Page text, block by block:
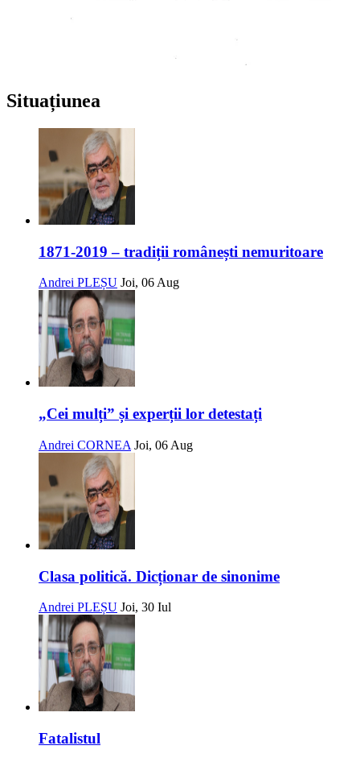
Situațiunea
1871-2019 – tradiții românești nemuritoare
Andrei PLEȘU Joi, 06 Aug
„Cei mulți” și experții lor detestați
Andrei CORNEA Joi, 06 Aug
Clasa politică. Dicționar de sinonime
Andrei PLEȘU Joi, 30 Iul
Fatalistul